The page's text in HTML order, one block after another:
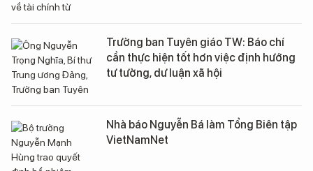
Trưởng ban Tuyên giáo TW: Báo chí
cần thực hiện tốt hơn việc định hướng
tư tưởng, dư luận xã hội
Nhà báo Nguyễn Bá làm Tổng Biên tập
VietNamNet